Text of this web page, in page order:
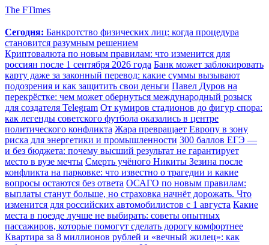
The FTimes
Сегодня: Банкротство физических лиц: когда процедура
становится разумным решением
Криптовалюта по новым правилам: что изменится для
россиян после 1 сентября 2026 года Банк может заблокировать
карту даже за законный перевод: какие суммы вызывают
подозрения и как защитить свои деньги Павел Дуров на
перекрёстке: чем может обернуться международный розыск
для создателя Telegram От кумиров стадионов до фигур спора:
как легенды советского футбола оказались в центре
политического конфликта Жара превращает Европу в зону
риска для энергетики и промышленности 300 баллов ЕГЭ —
и без бюджета: почему высший результат не гарантирует
место в вузе мечты Смерть учёного Никиты Зезина после
конфликта на парковке: что известно о трагедии и какие
вопросы остаются без ответа ОСАГО по новым правилам:
выплаты станут больше, но страховка начнёт дорожать. Что
изменится для российских автомобилистов с 1 августа Какие
места в поезде лучше не выбирать: советы опытных
пассажиров, которые помогут сделать дорогу комфортнее
Квартира за 8 миллионов рублей и «вечный жилец»: как